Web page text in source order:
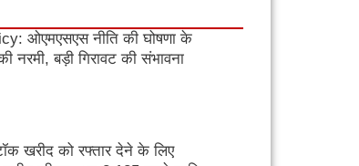
ओएमएसएस नीति की घोषणा के
नरमी, बड़ी गिरावट की संभावना
खरीद को रफ्तार देने के लिए